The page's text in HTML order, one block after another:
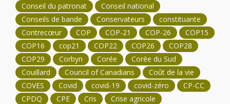
Conseil du patronat
Conseil national
Conseils de bande
Conservateurs
constituante
Contrecœur
COP COP-21 COP-26
COP15
COP16
cop21 COP22 COP26
COP28
COP29
Corbyn Corée
Corée du Sud
Couillard
Council of Canadians
Coût de la vie
COVES
Covid covid-19 covid-zéro
CP-CC
CPDQ
CPE Cris
Crise agricole